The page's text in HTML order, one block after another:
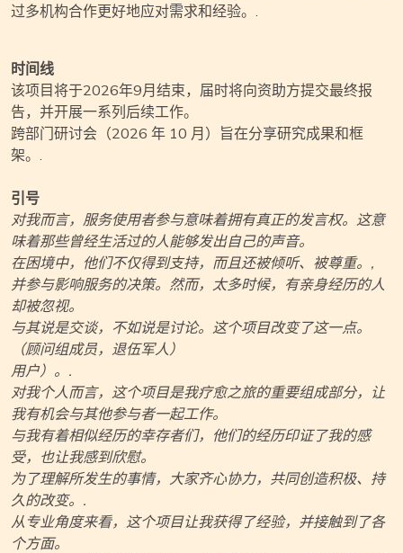
过多机构合作更好地应对需求和经验。.
时间线
该项目将于2026年9月结束，届时将向资助方提交最终报
告，并开展一系列后续工作。
跨部门研讨会（2026 年 10 月）旨在分享研究成果和框
架。.
引号
对我而言，服务使用者参与意味着拥有真正的发言权。这意
味着那些曾经生活过的人能够发出自己的声音。
在困境中，他们不仅得到支持，而且还被倾听、被尊重。,
并参与影响服务的决策。然而，太多时候，有亲身经历的人
却被忽视。
与其说是交谈，不如说是讨论。这个项目改变了这一点。
（顾问组成员，退伍军人）
用户）。.
对我个人而言，这个项目是我疗愈之旅的重要组成部分，让
我有机会与其他参与者一起工作。
与我有着相似经历的幸存者们，他们的经历印证了我的感
受，也让我感到欣慰。
为了理解所发生的事情，大家齐心协力，共同创造积极、持
久的改变。.
从专业角度来看，这个项目让我获得了经验，并接触到了各
个方面。